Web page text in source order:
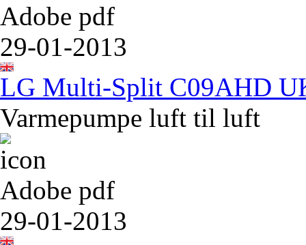
Adobe pdf
29-01-2013
LG Multi-Split C09AHD
Varmepumpe luft til luft
Adobe pdf
29-01-2013